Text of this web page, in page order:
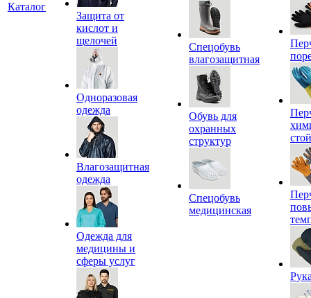
Каталог
Защита от
кислот и
щелочей
Одноразовая
одежда
Влагозащитная
одежда
Одежда для
медицины и
сферы услуг
Спецобувь
влагозащитная
Обувь для
охранных
структур
Спецобувь
медицинская